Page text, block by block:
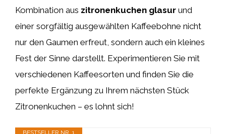
Kombination aus zitronenkuchen glasur und
einer sorgfältig ausgewählten Kaffeebohne nicht
nur den Gaumen erfreut, sondern auch ein kleines
Fest der Sinne darstellt. Experimentieren Sie mit
verschiedenen Kaffeesorten und finden Sie die
perfekte Ergänzung zu Ihrem nächsten Stück
Zitronenkuchen – es lohnt sich!
BESTSELLER NR. 1